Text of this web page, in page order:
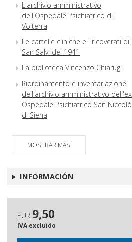
L'archivio amministrativo
dell'Ospedale Psichiatrico di
Volterra
Le cartelle cliniche e i ricoverati di
San Salvi del 1941
La biblioteca Vincenzo Chiarugi
Riordinamento e inventariazione
dell'archivio amministrativo dell'ex
Ospedale Psichiatrico San Niccolò
di Siena
MOSTRAR MÁS
INFORMACIÓN
EUR 9,50
IVA excluido